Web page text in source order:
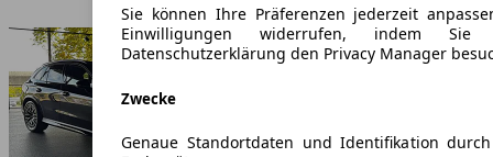
Sie können Ihre Präferenzen jederzeit
Einwilligungen widerrufen, indem
Datenschutzerklärung den Privacy Manager
Zwecke
Genaue Standortdaten und Identifikation